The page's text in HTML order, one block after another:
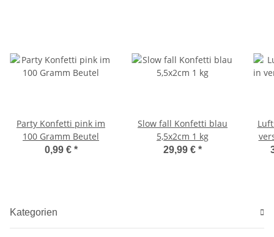
Party Konfetti pink im
100 Gramm Beutel
0,99 € *
Slow fall Konfetti blau
5,5x2cm 1 kg
29,99 € *
Kategorien